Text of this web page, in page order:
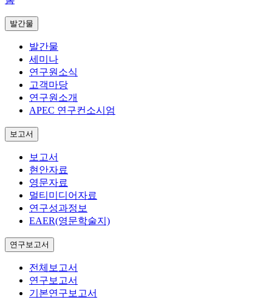
발간물
발간물
세미나
연구원소식
고객마당
연구원소개
APEC 연구컨소시엄
보고서
보고서
현안자료
영문자료
멀티미디어자료
연구성과정보
EAER(영문학술지)
연구보고서
전체보고서
연구보고서
기본연구보고서